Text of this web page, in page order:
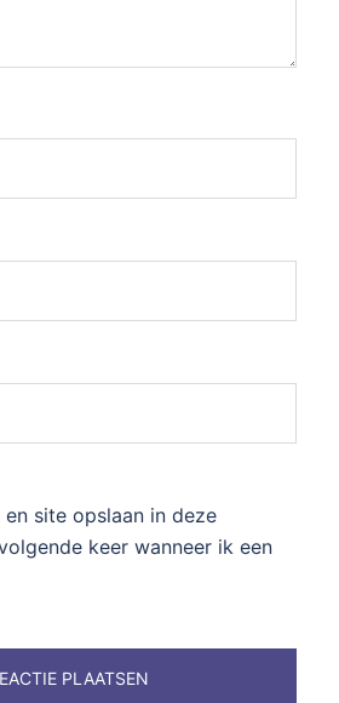
site opslaan in deze
keer wanneer ik een